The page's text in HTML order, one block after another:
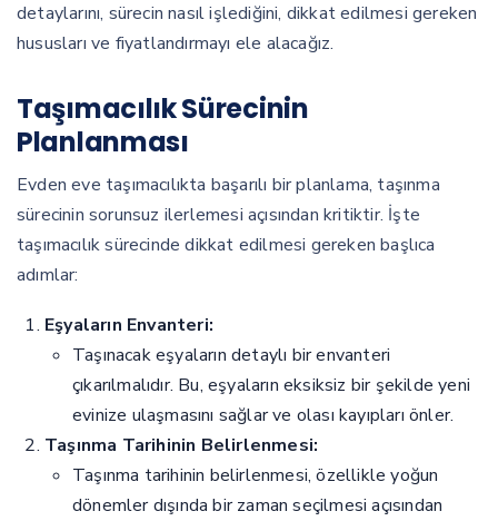
detaylarını, sürecin nasıl işlediğini, dikkat edilmesi gereken
hususları ve fiyatlandırmayı ele alacağız.
Taşımacılık Sürecinin
Planlanması
Evden eve taşımacılıkta başarılı bir planlama, taşınma
sürecinin sorunsuz ilerlemesi açısından kritiktir. İşte
taşımacılık sürecinde dikkat edilmesi gereken başlıca
adımlar:
Eşyaların Envanteri:
Taşınacak eşyaların detaylı bir envanteri
çıkarılmalıdır. Bu, eşyaların eksiksiz bir şekilde yeni
evinize ulaşmasını sağlar ve olası kayıpları önler.
Taşınma Tarihinin Belirlenmesi:
Taşınma tarihinin belirlenmesi, özellikle yoğun
dönemler dışında bir zaman seçilmesi açısından